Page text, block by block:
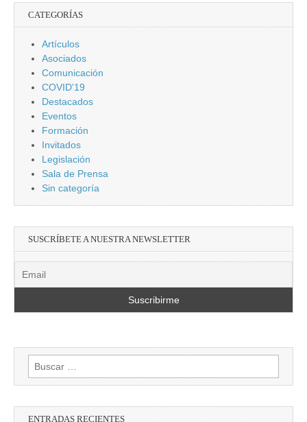
CATEGORÍAS
Artículos
Asociados
Comunicación
COVID'19
Destacados
Eventos
Formación
Invitados
Legislación
Sala de Prensa
Sin categoría
SUSCRÍBETE A NUESTRA NEWSLETTER
Buscar:
ENTRADAS RECIENTES